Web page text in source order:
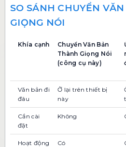
SO SÁNH CHUYỂN
GIỌNG NÓI
Khía cạnh
Chuyển Văn Bản
Thành Giọng Nói
(công cụ này)
Văn bản đi
đâu
Ở lại trên thiết bị
này
Cần cài
đặt
Không
Hoạt động
Có